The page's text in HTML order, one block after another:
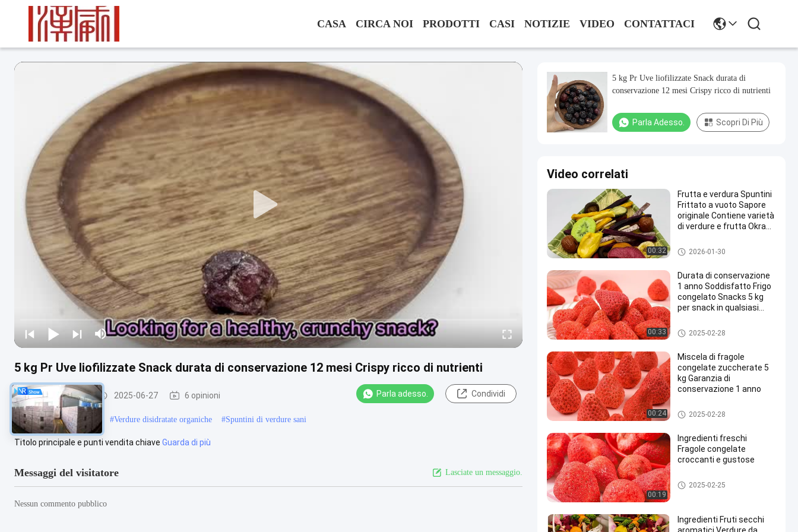
CASA CIRCA NOI PRODOTTI CASI NOTIZIE VIDEO CONTATTACI
5 kg Pr Uve liofilizzate Snack durata di conservazione 12 mesi Crispy ricco di nutrienti
Frutta e verdura 2025-06-27 6 opinioni Parla adesso. Condividi
# Vuoto Fried Mushrooms #Verdure disidratate organiche #Spuntini di verdure sani
Titolo principale e punti vendita chiave Guarda di più
Messaggi del visitatore Lasciate un messaggio.
Nessun commento pubblico
5 kg Pr Uve liofilizzate Snack durata di
conservazione 12 mesi Crispy ricco di nutrienti
Parla Adesso. Scopri Di Più
Video correlati
00:32
Frutta e verdura Spuntini
Frittato a vuoto Sapore
originale Contiene varietà
di verdure e frutta Okra
Taro
Frutta e verdura
2026-01-30
00:33
Durata di conservazione
1 anno Soddisfatto Frigo
congelato Snacks 5 kg
per snack in qualsiasi
Frutta e verdura
2025-02-28
00:24
Miscela di fragole
congelate zuccherate 5
kg Garanzia di
conservazione 1 anno
Frutta e verdura
2025-02-28
00:19
Ingredienti freschi
Fragole congelate
croccanti e gustose
Frutta e verdura
2025-02-25
Ingredienti Fruti secchi